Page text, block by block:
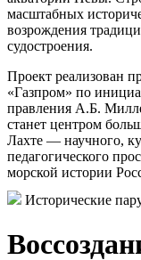
масштабных
возрождения
судостроения.
Проект реализован
«Газпром» по
правления А.Б.
станет центром
Лахте — научного,
педагогического
морской истории
Исторические